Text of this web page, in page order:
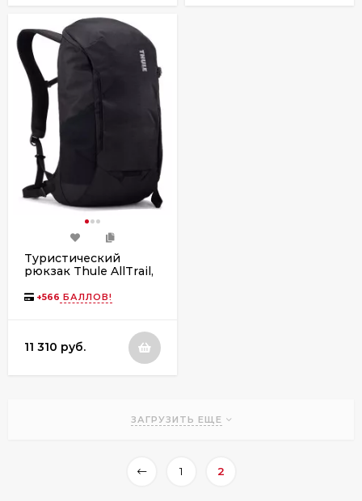
Туристический
рюкзак Thule AllTrail,
+566 БАЛЛОВ!
11 310 руб.
ЗАГРУЗИТЬ ЕЩЕ
1 2